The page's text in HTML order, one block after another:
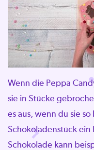
Wenn die Peppa
sie in Stücke
es aus, wenn du sie
Schokoladenstück ein
Schokolade kann